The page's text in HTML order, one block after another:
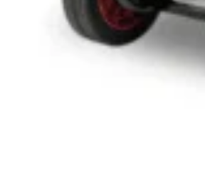
Prinde reduceri exclusive,
Vei primi un email de